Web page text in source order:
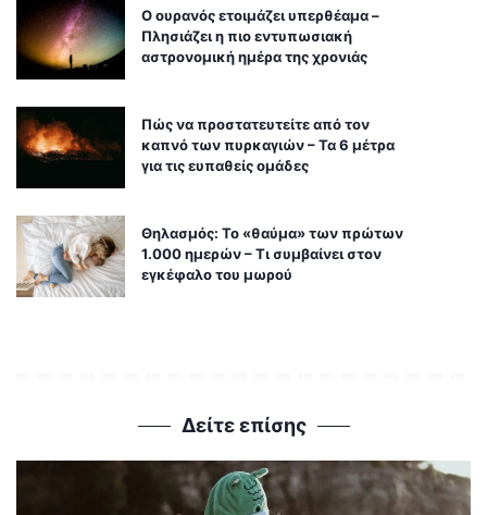
Ο ουρανός ετοιμάζει υπερθέαμα –
Πλησιάζει η πιο εντυπωσιακή
αστρονομική ημέρα της χρονιάς
Πώς να προστατευτείτε από τον
καπνό των πυρκαγιών – Τα 6 μέτρα
για τις ευπαθείς ομάδες
Θηλασμός: Το «θαύμα» των πρώτων
1.000 ημερών – Τι συμβαίνει στον
εγκέφαλο του μωρού
Δείτε επίσης